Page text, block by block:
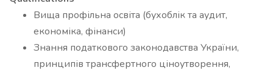
Вища профільна освіта (бухоблік та аудит,
економіка, фінанси)
Знання податкового законодавства України,
принципів трансфертного ціноутворення,